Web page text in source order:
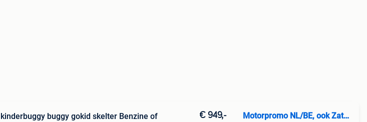
kinderbuggy buggy gokid skelter Benzine of
€ 949,- Motorpromo NL/BE, ook Zaterdag